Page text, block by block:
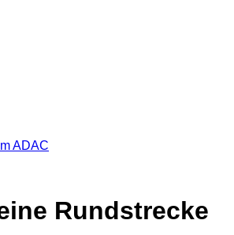
ADAC
Rundstrecke